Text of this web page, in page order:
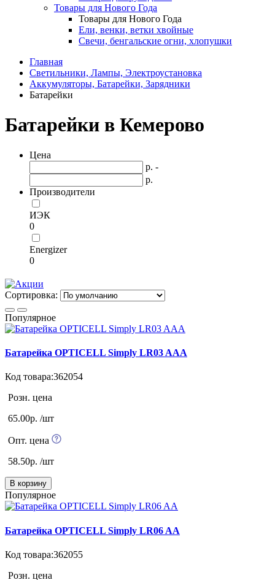
Товары для Нового Года
Товары для Нового Года
Ели, венки, ветки хвойные
Свечи, бенгальские огни, хлопушки
Главная
Светильники, Лампы, Электроустановка
Аккумуляторы, Батарейки, Зарядники
Батарейки
Батарейки в Кемерово
Цена
р. -
р.
Производители
ИЭК
0
Energizer
0
Сортировка:
Популярное
Батарейка OPTICELL Simply LR03 AAA
Код товара:362054
Розн. цена
65.00р. /шт
Опт. цена
58.50р. /шт
В корзину
Популярное
Батарейка OPTICELL Simply LR06 AA
Код товара:362055
Розн. цена